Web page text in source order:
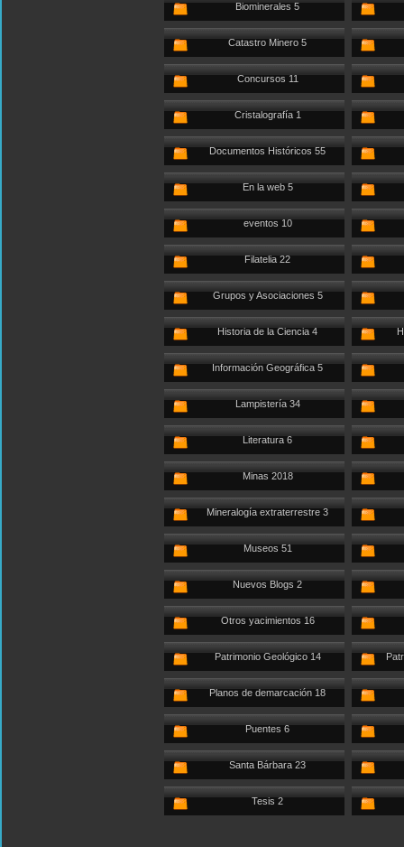
Biominerales 5
Catastro Minero 5
Concursos 11
Cristalografía 1
Documentos Históricos 55
En la web 5
eventos 10
Filatelia 22
Grupos y Asociaciones 5
Historia de la Ciencia 4
Información Geográfica 5
Lampistería 34
Literatura 6
Minas 2018
Mineralogía extraterrestre 3
Museos 51
Nuevos Blogs 2
Otros yacimientos 16
Patrimonio Geológico 14
Planos de demarcación 18
Puentes 6
Santa Bárbara 23
Tesis 2